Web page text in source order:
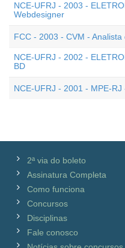
NCE-UFRJ - 2003 -
Webdesigner
FCC - 2003 - CVM -
NCE-UFRJ - 2002 -
BD
NCE-UFRJ - 2001 - MPE-
2ª via do boleto
Assinatura Completa
Como funciona
Concursos
Disciplinas
Fale conosco